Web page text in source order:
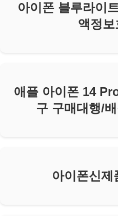
아이폰 블루라이
액정
애플 아이폰 14
구 구매대행/
아이폰신제